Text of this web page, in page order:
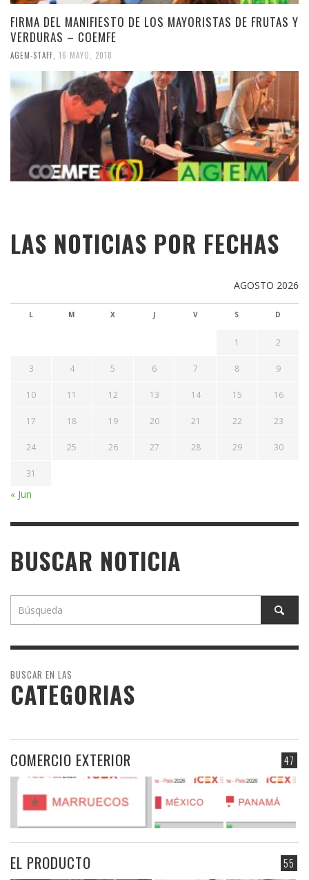
FIRMA DEL MANIFIESTO DE LOS MAYORISTAS DE FRUTAS Y
VERDURAS – COEMFE
AGEM-STAFF 16 MAYO, 2018
LAS NOTICIAS POR FECHAS
AGOSTO 2026
L M X J V S D
1 2
3 4 5 6 7 8 9
10 11 12 13 14 15 16
17 18 19 20 21 22 23
24 25 26 27 28 29 30
31
« Jun
BUSCAR NOTICIA
BUSCAR EN LAS
CATEGORIAS
47
COMERCIO EXTERIOR
55
EL PRODUCTO